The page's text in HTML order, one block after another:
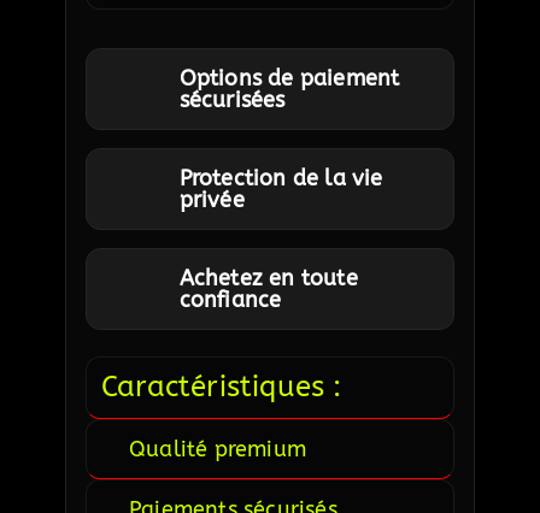
Options de paiement
sécurisées
Protection de la vie
privée
Achetez en toute
confiance
Caractéristiques :
Qualité premium